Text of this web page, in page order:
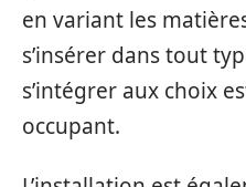
en variant les
s’insérer dans tout
s’intégrer aux choix
occupant.